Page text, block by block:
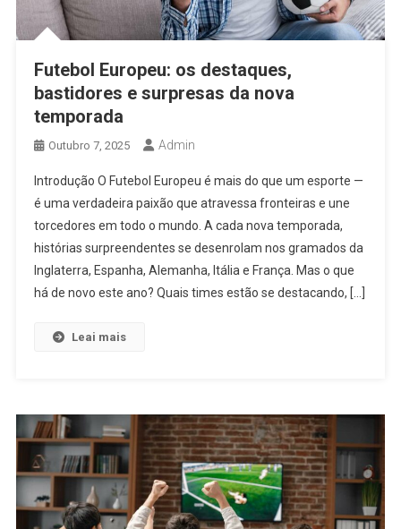
Futebol Europeu: os destaques,
bastidores e surpresas da nova
temporada
Outubro 7, 2025 Admin
Introdução O Futebol Europeu é mais do que um esporte —
é uma verdadeira paixão que atravessa fronteiras e une
torcedores em todo o mundo. A cada nova temporada,
histórias surpreendentes se desenrolam nos gramados da
Inglaterra, Espanha, Alemanha, Itália e França. Mas o que
há de novo este ano? Quais times estão se destacando, […]
Leai mais